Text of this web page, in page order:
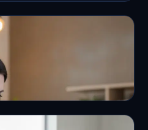
2.0’ จัดสรรงบอย่างไรไม่
มิถุนายน 2026